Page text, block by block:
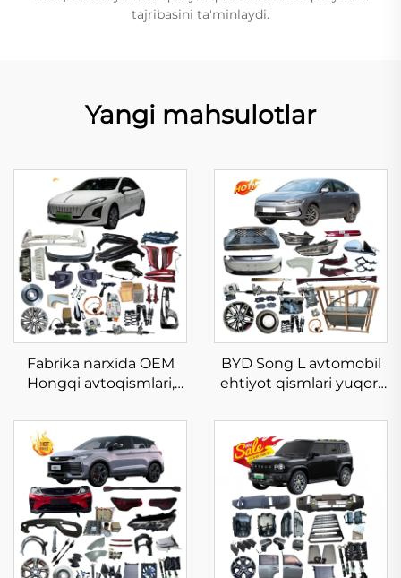
tajribasini ta'minlaydi.
Yangi mahsulotlar
Fabrika narxida OEM
Hongqi avtoqismlari,
qismlari, Hongqi HS5
HS3 H9 E-HS9 E-QM5
EQM5 aksessuarlari
do'konda
BYD Song L avtomobil
ehtiyot qismlari yuqori
jihozlari Song L DM-i EV
aksessuarlari yangi asl